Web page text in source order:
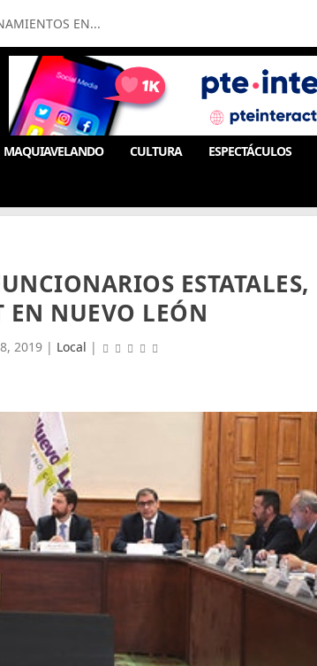
EN...
MAQUIAVELANDO CULTURA ESPECTÁCULOS
ESTATALES,
EN NUEVO LEÓN
2019 | Local |